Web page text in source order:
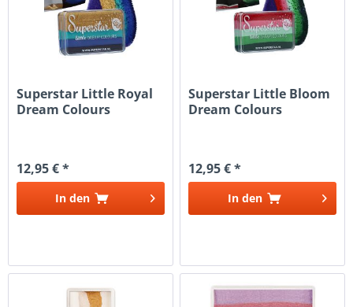
Superstar Little Royal
Dream Colours
12,95 € *
In den
Superstar Little Bloom
Dream Colours
12,95 € *
In den